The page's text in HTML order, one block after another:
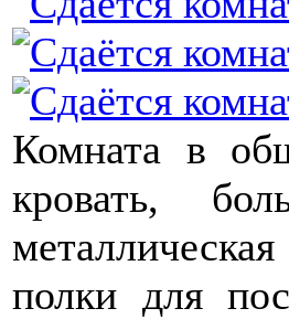
Комната в
кровать,
полки для